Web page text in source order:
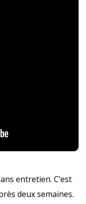
entretien. C’est
deux semaines.